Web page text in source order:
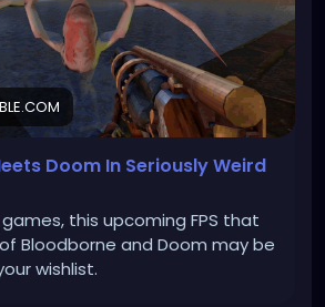
Doom In Seriously Weird
this upcoming FPS that
Bloodborne and Doom may be
wishlist.